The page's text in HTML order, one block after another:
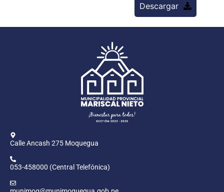
Descargar
Calle Ancash 275 Moquegua
053-458000 (Central Telefónica)